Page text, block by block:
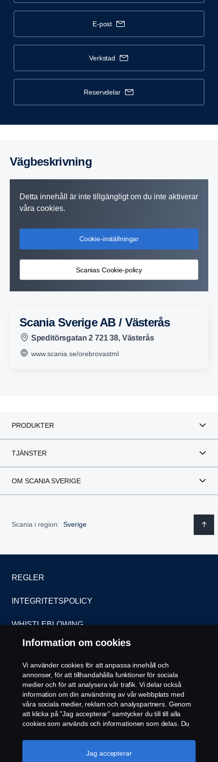
e-post
verkstad
reservdelar
Vägbe­skriv­ning
Detta innehåll är inte tillgängligt om du inte aktiverar
våra cookies.
Cookie-inställningar
Scanias Cookie-policy
Scania Sverige AB / Västerås
Speditörsgatan 2 721 38, Västerås
www.scania.se/orebrovastml
PRODUKTER
TJÄNSTER
OM SCANIA SVERIGE
Scania i region: Sverige
REGLER
INTEGRITETSPOLICY
WHISTLEBLOWING
KONTAKT
ÅTERFÖRSÄLJARE
COOKIE POLICY
COOKIE-INSTÄLLNINGAR
Information om cookies
Vi använder cookies för att anpassa innehåll och
annonser, för att tillhandahålla funktioner för sociala
medier och för att analysera vår trafik. Vi delar också
information om din användning av vår webbplats med
våra sociala medier, reklam och analyspartners. Genom
att klicka på "Jag accepterar" samtycker du till till alla
cookies som används och informationen som delas. Du
"Cookie-inställningar" och välja de kategorier du vill
acceptera. För en mer detaljerad förklaring av hur vi
Jag accepterar